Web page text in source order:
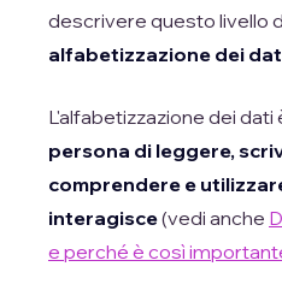
descrivere questo livello
alfabetizzazione dei
L'alfabetizzazione dei dati
persona di leggere,
comprendere e
interagisce(vedi anche
e perché è così